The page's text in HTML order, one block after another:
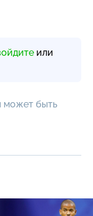
или
может быть